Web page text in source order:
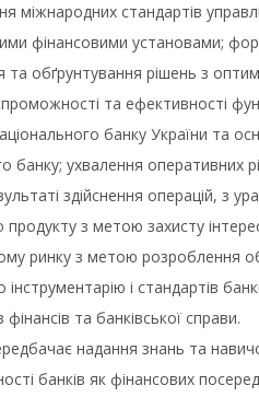
міжнародних стандартів
фінансовими установами;
обґрунтування рішень з
та ефективності
банку України та
банку; ухвалення оперативних
здійснення операцій, з
продукту з метою захисту
ринку з метою розроблення
і стандартів
та банківської справи.
надання знань та
банків як фінансових